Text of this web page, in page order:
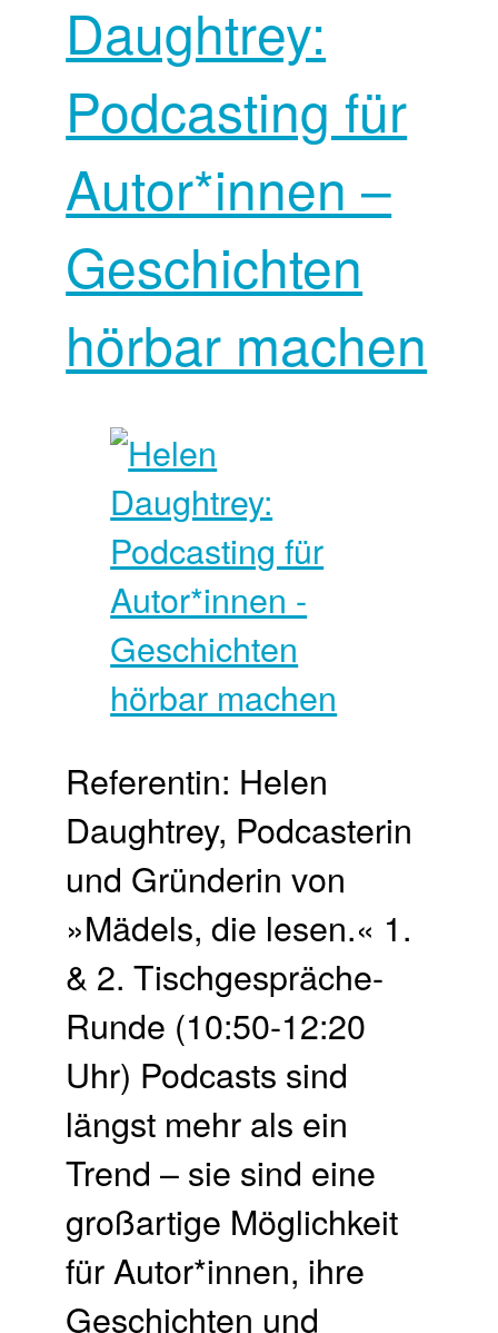
Daughtrey:
Podcasting für
Autor*innen –
Geschichten
hörbar machen
Referentin: Helen
Daughtrey, Podcasterin
und Gründerin von
»Mädels, die lesen.« 1.
& 2. Tisch­gespräche-
Runde (10:50-12:20
Uhr) Podcasts sind
längst mehr als ein
Trend – sie sind eine
großartige Möglichkeit
für Autor*innen, ihre
Geschichten und